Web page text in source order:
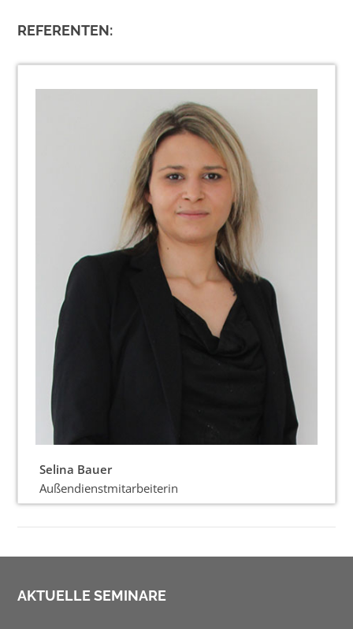
REFERENTEN:
Selina Bauer
Außendienstmitarbeiterin
AKTUELLE SEMINARE